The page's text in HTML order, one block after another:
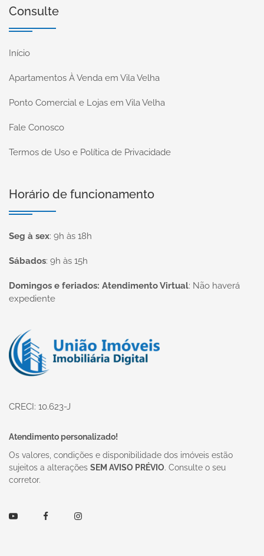
Consulte
Início
Apartamentos À Venda em Vila Velha
Ponto Comercial e Lojas em Vila Velha
Fale Conosco
Termos de Uso e Política de Privacidade
Horário de funcionamento
Seg à sex: 9h às 18h
Sábados: 9h às 15h
Domingos e feriados: Atendimento Virtual: Não haverá
expediente
Página inicial
CRECI: 10.623-J
Atendimento personalizado!
Os valores, condições e disponibilidade dos imóveis estão
sujeitos a alterações SEM AVISO PRÉVIO. Consulte o seu
corretor.
Youtube FacebookInstagram